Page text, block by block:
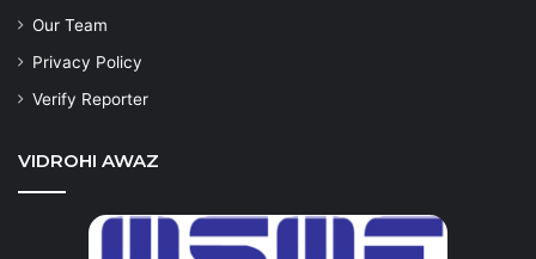
Our Team
Privacy Policy
Verify Reporter
VIDROHI AWAZ